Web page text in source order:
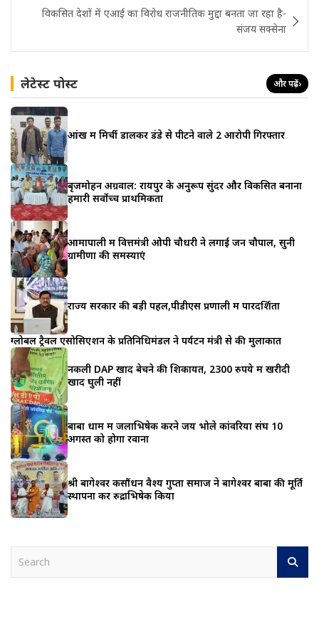
विकसित देशों में एआई का विरोध राजनीतिक मुद्दा बनता जा रहा है-
संजय सक्सेना
लेटेस्ट पोस्ट और पढ़ें›
आंख में मिर्ची डालकर डंडे से पीटने वाले 2 आरोपी गिरफ्तार
बृजमोहन अग्रवाल: रायपुर के अनुरूप सुंदर और विकसित बनाना
हमारी सर्वोच्च प्राथमिकता
आमापाली में वित्तमंत्री ओपी चौधरी ने लगाई जन चौपाल, सुनी
ग्रामीणों की समस्याएं
राज्य सरकार की बड़ी पहल,पीडीएस प्रणाली में पारदर्शिता
ग्लोबल ट्रैवल एसोसिएशन के प्रतिनिधिमंडल ने पर्यटन मंत्री से की मुलाकात
नकली DAP खाद बेचने की शिकायत, 2300 रुपये में खरीदी
खाद घुली नहीं
बाबा धाम में जलाभिषेक करने जय भोले कांवरिया संघ 10
अगस्त को होगा रवाना
श्री बागेश्वर कसौंधन वैश्य गुप्ता समाज ने बागेश्वर बाबा की मूर्ति
स्थापना कर रुद्राभिषेक किया